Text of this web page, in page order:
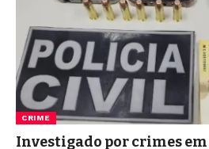
CRIME
Investigado por crimes